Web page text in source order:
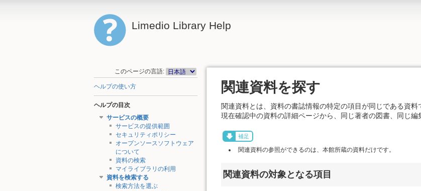
Limedio Library Help
このページの言語:
ヘルプの使い方
ヘルプの目次
サービスの概要
サービスの提供範囲
セキュリティポリシー
オープンソースソフトウェア
について
資料の検索
マイライブラリの利用
資料を検索する
検索方法を選ぶ
関連資料を探す
関連資料とは、資料の書誌情報の特定の項目が同じである資料
現在確認中の資料の詳細ページから、同じ著者の図書、同じ編
補足
関連資料の参照ができるのは、本館所蔵の資料だけです。
関連資料の対象となる項目